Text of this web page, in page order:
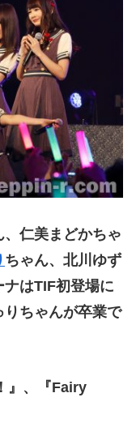
仁美まどかちゃ
ちゃん、北川ゆず
ナはTIF初登場に
りちゃんが卒業で
！』、『Fairy